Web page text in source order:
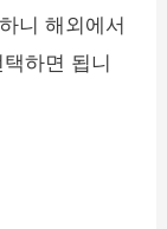
니 해외에서
하면 됩니